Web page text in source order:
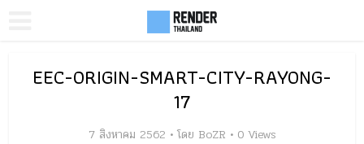
EEC-ORIGIN-SMART-CITY-RAYONG-
17
7 สิงหาคม 2562 โดย BoZR 0 Views